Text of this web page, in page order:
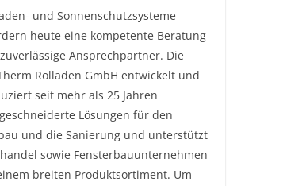
und Sonnenschutzsysteme
heute eine kompetente Beratung
Ansprechpartner. Die
Rolladen GmbH entwickelt und
seit mehr als 25 Jahren
Lösungen für den
und die Sanierung und unterstützt
sowie Fensterbauunternehmen
breiten Produktsortiment. Um